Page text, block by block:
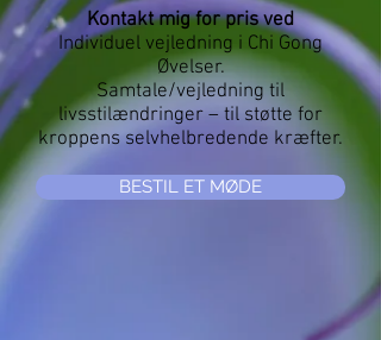
Kontakt mig for pris ved
Individuel vejledning i Chi Gong
Øvelser.
Samtale/vejledning til
livsstilændringer – til støtte for
kroppens selvhelbredende kræfter.
BESTIL ET MØDE